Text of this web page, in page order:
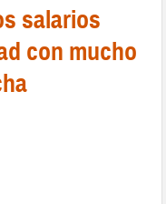
salarios
con mucho